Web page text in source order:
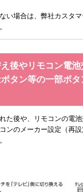
い場合は、弊社カスタ
後やリモコン電
タン等の一部ボ
た後や、リモコンの電
ンのメーカー設定（再